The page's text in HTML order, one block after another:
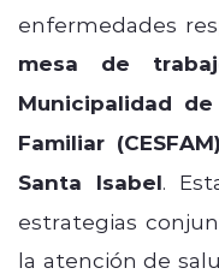
enfermedades
mesa de
Municipalidad
Familiar
Santa Isabel.
estrategias
la atención de